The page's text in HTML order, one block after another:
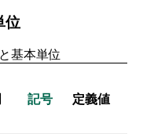
位
基本単位
記号 定義値